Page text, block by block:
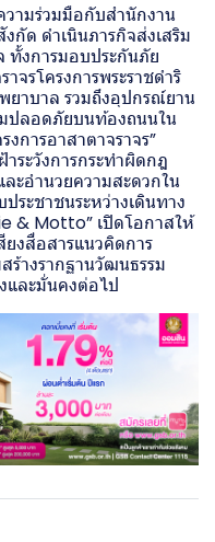
มร่วมมือกับสำนักงาน
กัด ดำเนินภารกิจส่งเสริม
ทั้งการมอบประกันภัย
จรโครงการพระราชดำริ
าบาล รวมถึงอุปกรณ์ยาน
ปลอดภัยบนท้องถนนใน
การอาสาตาจราจร”
ระวังการกระทำผิดกฎ
ะอำนวยความสะดวกใน
ระชาชนระหว่างเดินทาง
& Motto” เปิดโอกาสให้
ยงสื่อสารแนวคิดการ
ร้างรากฐานวัฒนธรรม
ละมั่นคงต่อไป